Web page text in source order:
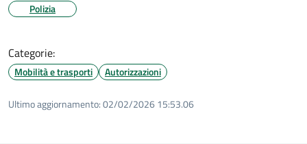
Polizia
Categorie:
Mobilità e trasporti Autorizzazioni
Ultimo aggiornamento:02/02/2026 15:53.06